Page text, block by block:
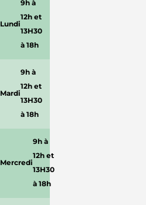
Lundi
9h à
12h et
13H30
à 18h
Mardi
9h à
12h et
13H30
à 18h
Mercredi
9h à
12h et
13H30
à 18h